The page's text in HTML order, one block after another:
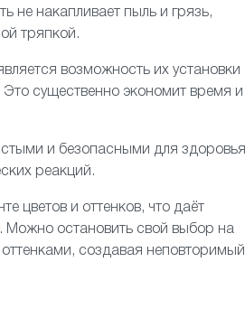
не накапливает пыль и грязь,
тряпкой.
возможность их установки
существенно экономит время и
и безопасными для здоровья
реакций.
цветов и оттенков, что даёт
Можно остановить свой выбор на
создавая неповторимый